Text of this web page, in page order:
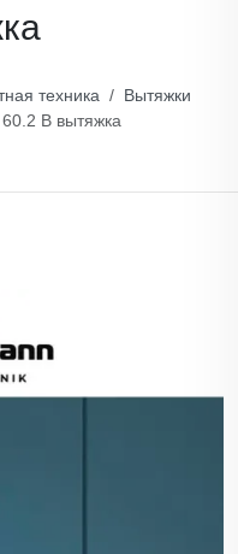
техника
Вытяжки
B вытяжка